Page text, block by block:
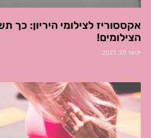
אקססוריז לצילומי היריון: כך
הצילומים!
ינואר 20, 2021